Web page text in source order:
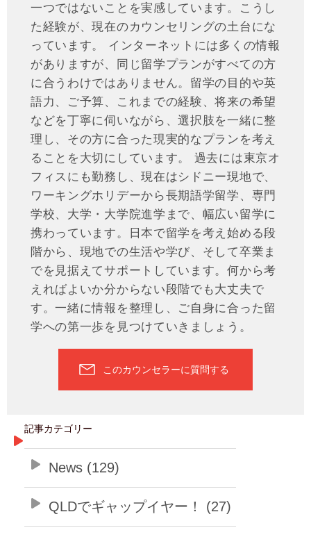
一つではないことを実感しています。こうし
た経験が、現在のカウンセリングの土台にな
っています。 インターネットには多くの情報
がありますが、同じ留学プランがすべての方
に合うわけではありません。留学の目的や英
語力、ご予算、これまでの経験、将来の希望
などを丁寧に伺いながら、選択肢を一緒に整
理し、その方に合った現実的なプランを考え
ることを大切にしています。 過去には東京オ
フィスにも勤務し、現在はシドニー現地で、
ワーキングホリデーから長期語学留学、専門
学校、大学・大学院進学まで、幅広い留学に
携わっています。日本で留学を考え始める段
階から、現地での生活や学び、そして卒業ま
でを見据えてサポートしています。何から考
えればよいか分からない段階でも大丈夫で
す。一緒に情報を整理し、ご自身に合った留
学への第一歩を見つけていきましょう。
このカウンセラーに質問する
記事カテゴリー
News (129)
QLDでギャップイヤー！ (27)